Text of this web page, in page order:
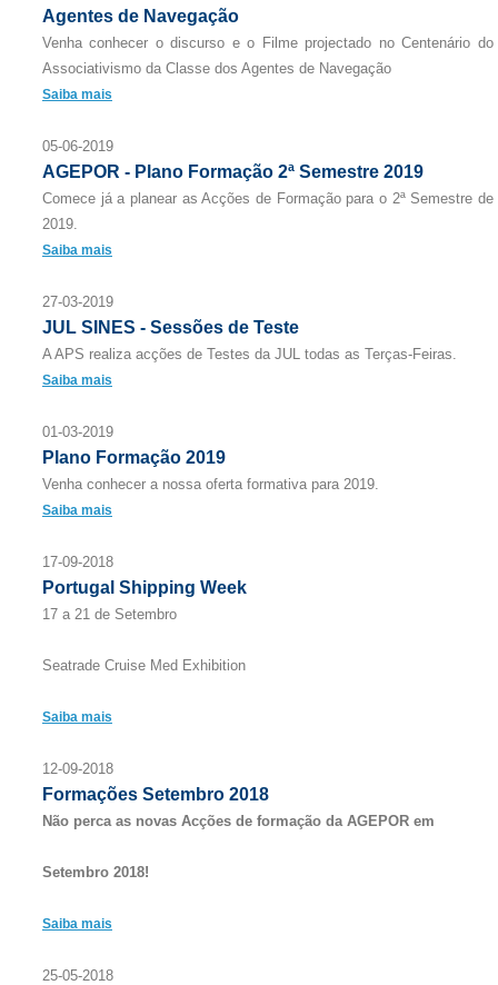
Agentes de Navegação
Venha conhecer o discurso e o Filme projectado no Centenário do
Associativismo da Classe dos Agentes de Navegação
Saiba mais
05-06-2019
AGEPOR - Plano Formação 2ª Semestre 2019
Comece já a planear as Acções de Formação para o 2ª Semestre de
2019.
Saiba mais
27-03-2019
JUL SINES - Sessões de Teste
A APS realiza acções de Testes da JUL todas as Terças-Feiras.
Saiba mais
01-03-2019
Plano Formação 2019
Venha conhecer a nossa oferta formativa para 2019.
Saiba mais
17-09-2018
Portugal Shipping Week
17 a 21 de Setembro
Seatrade Cruise Med Exhibition
Saiba mais
12-09-2018
Formações Setembro 2018
Não perca as novas Acções de formação da AGEPOR em
Setembro 2018!
Saiba mais
25-05-2018